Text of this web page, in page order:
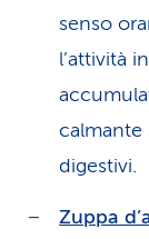
senso
l’attività
calmante
digestivi.
Zuppa